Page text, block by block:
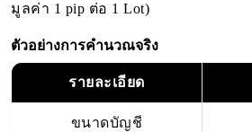
มูลค่า 1 pip ต่อ 1 Lot)
ตัวอย่างการคำนวณจริง
รายละเอียด
ขนาดบัญชี